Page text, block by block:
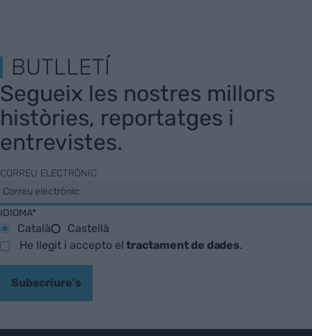
BUTLLETÍ
Segueix les nostres millors
històries, reportatges i
entrevistes.
CORREU ELECTRÒNIC
IDIOMA*
Català
Castellà
He llegit i accepto eltractament de dades.
Subscriure's